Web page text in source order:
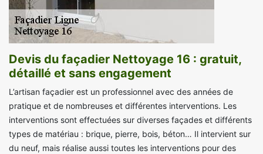
Devis du façadier Nettoyage 16 : gratuit,
détaillé et sans engagement
L’artisan façadier est un professionnel avec des années de
pratique et de nombreuses et différentes interventions. Les
interventions sont effectuées sur diverses façades et différents
types de matériau : brique, pierre, bois, béton… Il intervient sur
du neuf, mais réalise aussi toutes les interventions pour des